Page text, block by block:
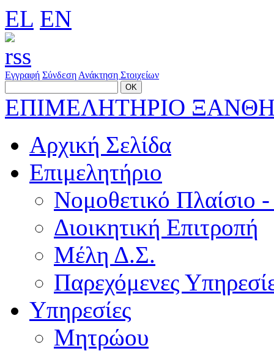
EL EN
Εγγραφή Σύνδεση Ανάκτηση Στοιχείων
ΕΠΙΜΕΛΗΤΗΡΙΟ
Αρχική Σελίδα
Επιμελητήριο
Νομοθετικό Πλαίσιο
Διοικητική Επιτροπή
Μέλη Δ.Σ.
Παρεχόμενες
Υπηρεσίες
Μητρώου